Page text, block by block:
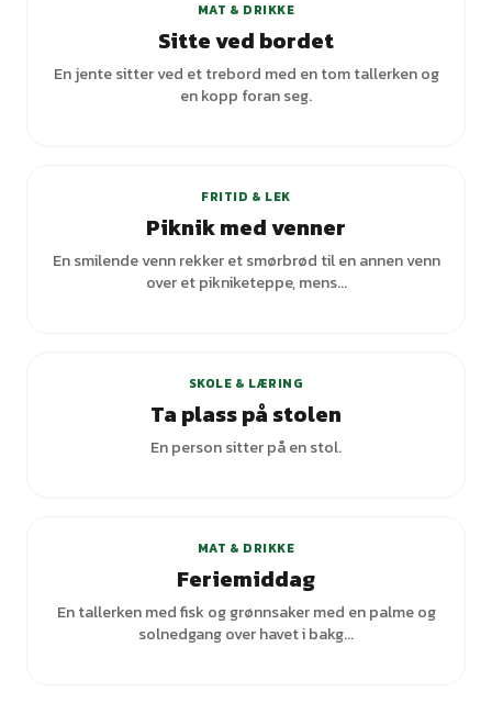
MAT & DRIKKE
Sitte ved bordet
En jente sitter ved et trebord med en tom tallerken og
en kopp foran seg.
FRITID & LEK
Piknik med venner
En smilende venn rekker et smørbrød til en annen venn
over et pikniketeppe, mens...
SKOLE & LÆRING
Ta plass på stolen
En person sitter på en stol.
MAT & DRIKKE
Feriemiddag
En tallerken med fisk og grønnsaker med en palme og
solnedgang over havet i bakg...